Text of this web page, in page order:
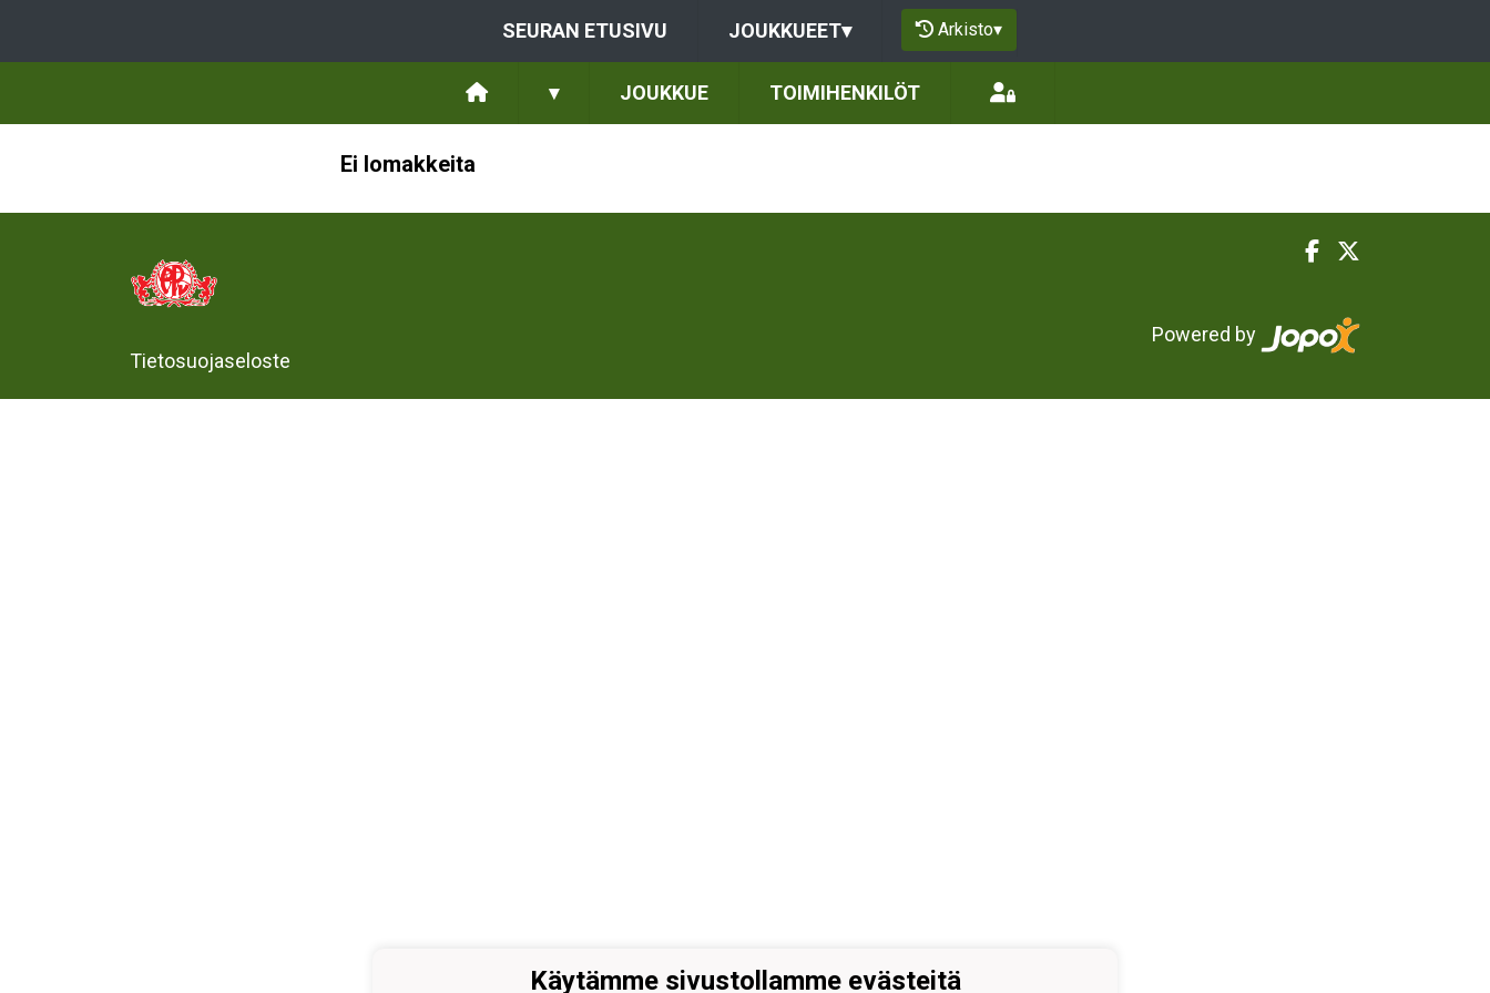
SEURAN ETUSIVU JOUKKUEET▾ Arkisto▾
▾ JOUKKUE TOIMIHENKILÖT
Ei lomakkeita
Tietosuojaseloste
Powered by
Käytämme sivustollamme evästeitä